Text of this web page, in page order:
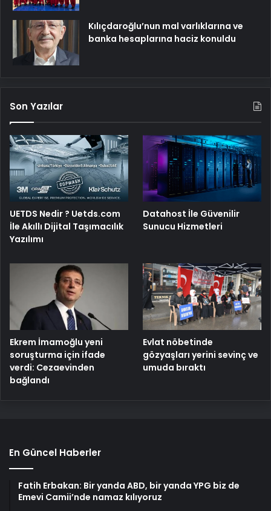
Kılıçdaroğlu’nun mal varlıklarına ve
banka hesaplarına haciz konuldu
Son Yazılar
UETDS Nedir ? Uetds.com
İle Akıllı Dijital Taşımacılık
Yazılımı
Datahost İle Güvenilir
Sunucu Hizmetleri
Ekrem İmamoğlu yeni
soruşturma için ifade
verdi: Cezaevinden
bağlandı
Evlat nöbetinde
gözyaşları yerini sevinç ve
umuda bıraktı
En Güncel Haberler
Fatih Erbakan: Bir yanda ABD, bir yanda YPG biz de
Emevi Camii’nde namaz kılıyoruz